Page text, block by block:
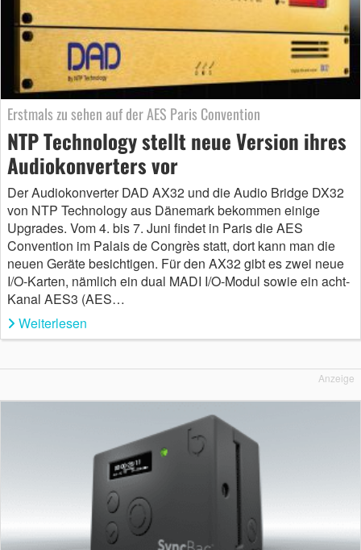
Erstmals zu sehen auf der AES Paris Convention
NTP Technology stellt neue Version ihres
Audiokonverters vor
Der Audiokonverter DAD AX32 und die Audio Bridge DX32
von NTP Technology aus Dänemark bekommen einige
Upgrades. Vom 4. bis 7. Juni findet in Paris die AES
Convention im Palais de Congrès statt, dort kann man die
neuen Geräte besichtigen. Für den AX32 gibt es zwei neue
I/O-Karten, nämlich ein dual MADI I/O-Modul sowie ein acht-
Kanal AES3 (AES…
Weiterlesen
Anzeige